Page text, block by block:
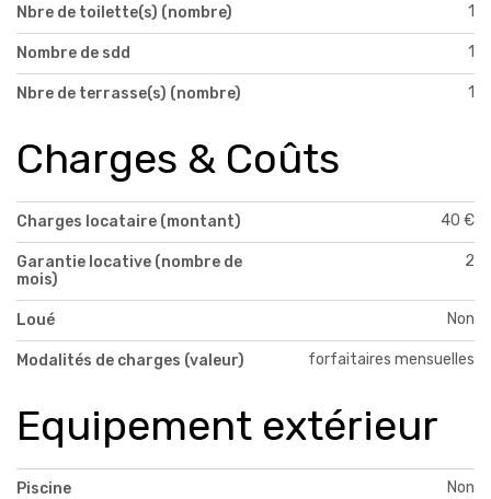
Nbre de toilette(s) (nombre) 1
Nombre de sdd 1
Nbre de terrasse(s) (nombre) 1
Charges & Coûts
Charges locataire (montant) 40 €
Garantie locative (nombre de
mois)
2
Loué Non
Modalités de charges (valeur) forfaitaires mensuelles
Equipement extérieur
Piscine Non